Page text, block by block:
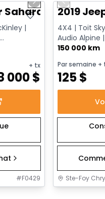
Next slide
Sahara
|
+ tx
000$
#F0429
Previous
2019
4X4 | Toit
Audio Alpine
| Surveillance
150 000 km
Par semaine +
125$
Ste-Foy
Très bonne